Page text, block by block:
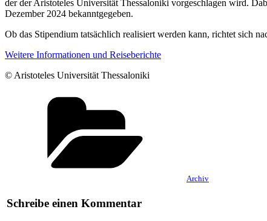
der der Aristoteles Universität Thessaloniki vorgeschlagen wird.
Dezember 2024 bekanntgegeben.
Ob das Stipendium tatsächlich realisiert werden kann, richtet sich
Weitere Informationen und Reiseberichte
© Aristoteles Universität Thessaloniki
Archiv
Schreibe einen Kommentar